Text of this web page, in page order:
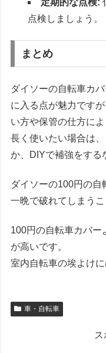
定期的な点検:
点検しましょう。
まとめ
ダイソーの自転車カ
に入る点が魅力です
い方や保管の仕方に
長く使いたい場合は
か、DIYで補強をする
ダイソーの100円の自
一晩で破れてしまう
100円の自転車カバー
が高いです。
室内自転車の埃よけに
車・自転車